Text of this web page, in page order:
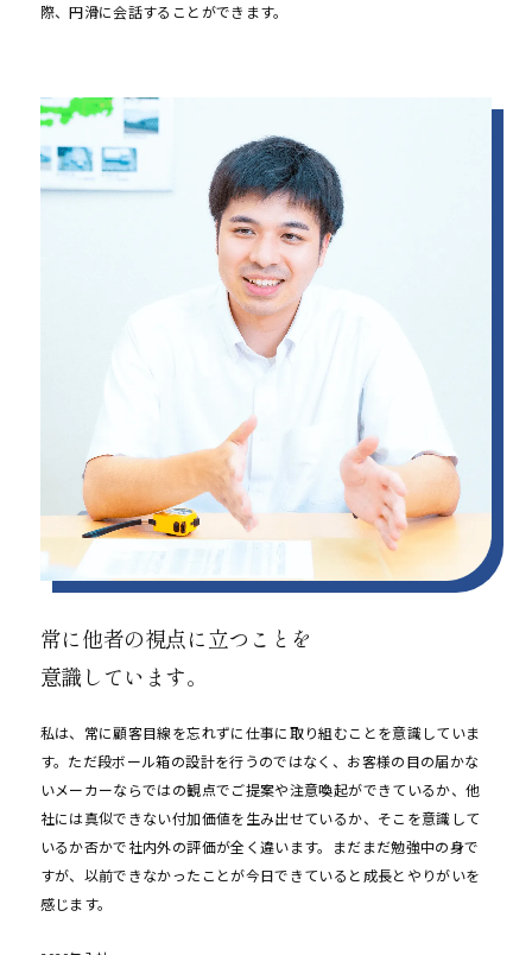
際、円滑に会話することができます。
常に他者の視点に立つことを
意識しています。
私は、常に顧客目線を忘れずに仕事に取り組むことを意識していま
す。ただ段ボール箱の設計を行うのではなく、お客様の目の届かな
いメーカーならではの観点でご提案や注意喚起ができているか、他
社には真似できない付加価値を生み出せているか、そこを意識して
いるか否かで社内外の評価が全く違います。まだまだ勉強中の身で
すが、以前できなかったことが今日できていると成長とやりがいを
感じます。